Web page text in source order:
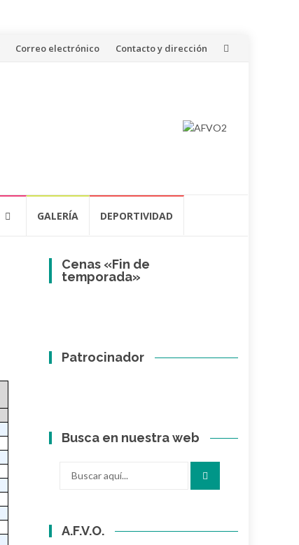
Correo electrónico Contacto y dirección
GALERÍA DEPORTIVIDAD
Cenas «Fin de
temporada»
Patrocinador
Busca en nuestra web
A.F.V.O.